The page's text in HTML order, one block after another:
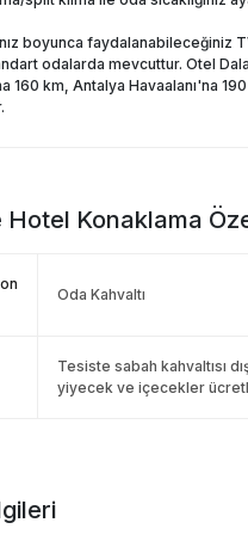
boyunca faydalanabileceğiniz
odalarda mevcuttur. Otel
160 km, Antalya Havaalanı'na
Hotel Konaklama
Oda Kahvaltı
Tesiste sabah kahvaltısı
yiyecek ve içecekler